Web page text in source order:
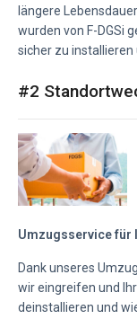
längere
wurden von F-DGSi
sicher zu installieren
#2
Umzugsservice für
Dank unseres
wir eingreifen und
deinstallieren und